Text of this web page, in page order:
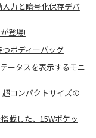
力と暗号化保存デバ
登場!
ボディーバッグ
ータスを表示するモニ
コンパクトサイズの
載した、15Wポケッ